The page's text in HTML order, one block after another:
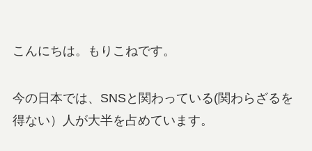
こんにちは。もりこねです。
今の日本では、SNSと関わっている(関わらざるを
得ない）人が大半を占めています。